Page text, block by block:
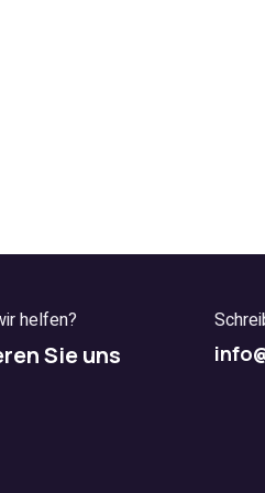
helfen?
Sie uns